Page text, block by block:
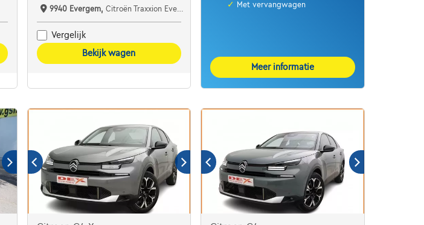
9940 Evergem, Citroën Traxxion Evergem
Vergelijk
Bekijk wagen
✓ Met vervangwagen
Meer informatie